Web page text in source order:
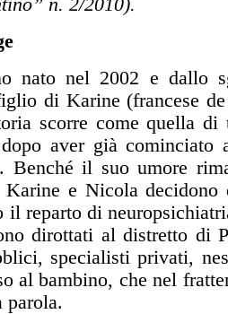
n. 2/2010).
nato nel 2002 e dallo
di Karine (francese
scorre come quella
aver già cominciato
Benché il suo umore
Karine e Nicola
il reparto di
dirottati al distretto di
specialisti privati,
al bambino, che nel
parola.